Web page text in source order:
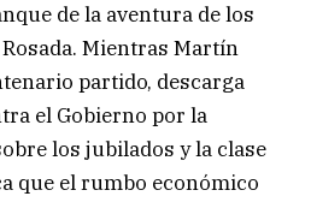
de la aventura de los
Mientras Martín
partido, descarga
el Gobierno por la
los jubilados y la clase
que el rumbo económico